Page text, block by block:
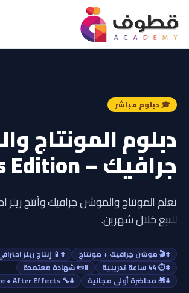
🎓 دبلوم مباشر
دبلوم المونتاج
جرافيك – Reels Edition
تعلم المونتاج والموشن جرافيك وأنتج ريلز
للبيع خلال شهرين.
#🎬 موشن جرافيك + مونتاج
#📱 إنتاج ريلز
#⏱️ 44 ساعة تدريبية
#📜 شهادة معتمدة
#🎁 محاضرة أولى مجانية
#🔧 Premiere + After Effects